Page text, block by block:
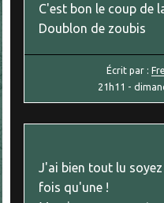
C'est bon le coup de
Doublon de zoubis
Écrit par :
21h11 -
J'ai bien tout lu
fois qu'une !